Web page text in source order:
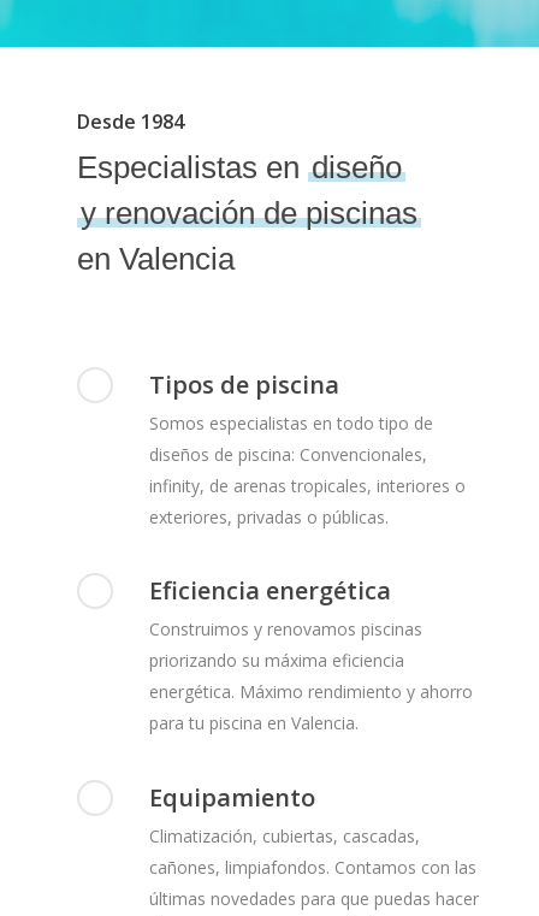
Desde 1984
Especialistas endiseño
y renovación de piscinas
en Valencia
Tipos de piscina
Somos especialistas en todo tipo de
diseños de piscina: Convencionales,
infinity, de arenas tropicales, interiores o
exteriores, privadas o públicas.
Eficiencia energética
Construimos y renovamos piscinas
priorizando su máxima eficiencia
energética. Máximo rendimiento y ahorro
para tu piscina en Valencia.
Equipamiento
Climatización, cubiertas, cascadas,
cañones, limpiafondos. Contamos con las
últimas novedades para que puedas hacer